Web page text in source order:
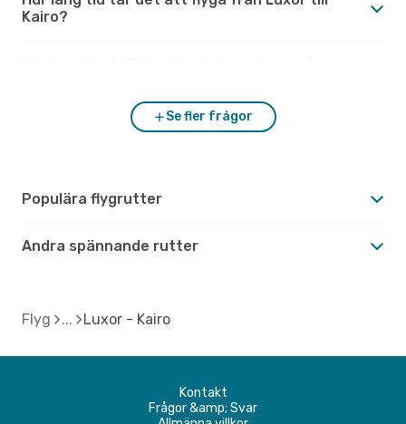
Kairo?
Se fler frågor
Populära flygrutter
Andra spännande rutter
Flyg Luxor - Kairo
Kontakt
Frågor &amp; Svar